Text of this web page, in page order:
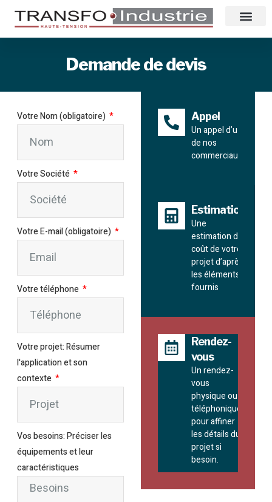
Demande de devis
Votre Nom (obligatoire)
Votre Société
Votre E-mail (obligatoire)
Votre téléphone
Votre projet: Résumer
l'application et son
contexte
Vos besoins: Préciser les
équipements et leur
caractéristiques
Appel
Un appel d’un
de nos
commerciaux
Estimation
Une
estimation du
coût de votre
projet d’après
les éléments
fournis
Rendez-
vous
Un rendez-
vous
physique ou
téléphonique
pour affiner
les détails du
projet si
besoin.